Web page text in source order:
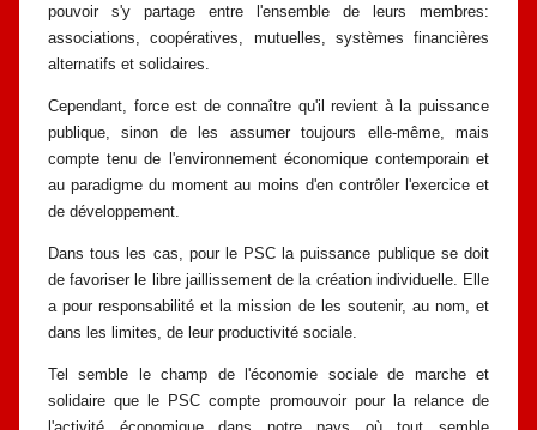
pouvoir s'y partage entre l'ensemble de leurs membres:
associations, coopératives, mutuelles, systèmes financières
alternatifs et solidaires.
Cependant, force est de connaître qu'il revient à la puissance
publique,sinon de les assumer toujours elle-même, mais
compte tenu de l'environnement économique contemporain et
au paradigme du moment au moins d'en contrôler l'exercice et
de développement.
Dans tous les cas, pour le PSC la puissance publique se doit
de favoriser le libre jaillissement de la création individuelle. Elle
a pour responsabilité et lamission de les soutenir, au nom, et
dans les limites, de leur productivité sociale.
Tel semble le champ de l'économie sociale de marche et
solidaire que le PSCcompte promouvoir pour la relance de